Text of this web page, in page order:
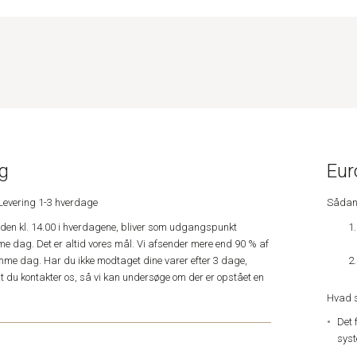
1-3 hverdage
kl. 14.00 i hverdagene, bliver som udgangspunkt
dag. Det er altid vores mål. Vi afsender mere end 90 % af
dag. Har du ikke modtaget dine varer efter 3 dage,
du kontakter os, så vi kan undersøge om der er opstået en
Hvad
Det